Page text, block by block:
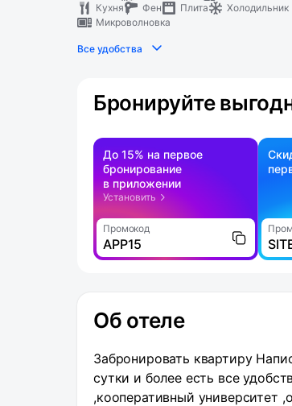
Кухня
Фен Плита
Холодильник
Микроволновка
Все удобства
Бронируйте
До 15% на первое
бронирование
в приложении
Установить
Промокод
APP15
Об отеле
Забронировать квартиру
сутки и более есть все
,кооперативный университет